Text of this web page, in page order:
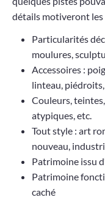
détails motiveront les
Particularités
moulures,
Accessoires :
linteau,
Couleurs,
atypiques, etc.
Tout style : art
nouveau,
Patrimoine issu
Patrimoine
caché